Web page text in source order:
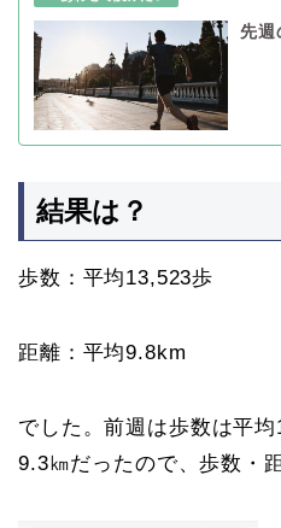
先週
結果は？
歩数：平均13,523歩
距離：平均9.8km
でした。前週は歩数は平
9.3㎞だったので、歩数・